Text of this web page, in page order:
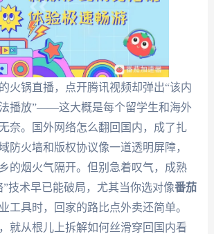
火锅直播，点开腾讯视频却弹出“该内
播放”——这大概是每个留学生和海外
奈。国外网络怎么翻回国内，成了扎
防火墙和版权协议像一道透明屏障，
的烟火气隔开。但别急着叹气，成熟
”技术早已能破局，尤其当你选对像番茄
工具时，回家的路比点外卖还简单。
就从根儿上拆解如何丝滑穿回国内看